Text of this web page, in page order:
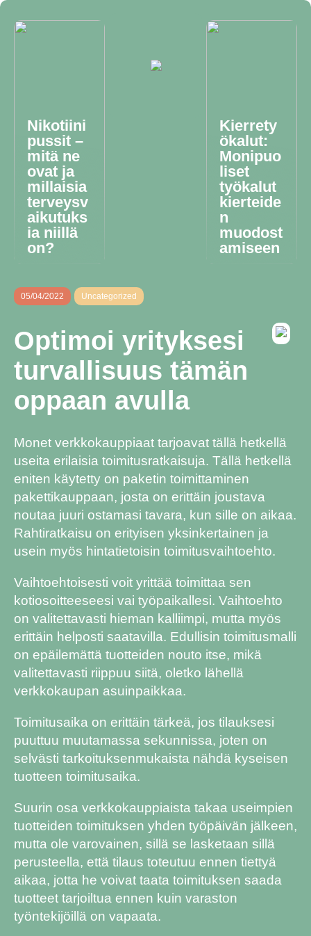
Nikotiini
pussit –
mitä ne
ovat ja
millaisia
terveysv
aikutuks
ia niillä
on?
Kierrety
ökalut:
Monipuo
liset
työkalut
kierteide
n
muodost
amiseen
05/04/2022 Uncategorized
Optimoi yrityksesi
turvallisuus tämän
oppaan avulla
Monet verkkokauppiaat tarjoavat tällä hetkellä
useita erilaisia toimitusratkaisuja. Tällä hetkellä
eniten käytetty on paketin toimittaminen
pakettikauppaan, josta on erittäin joustava
noutaa juuri ostamasi tavara, kun sille on aikaa.
Rahtiratkaisu on erityisen yksinkertainen ja
usein myös hintatietoisin toimitusvaihtoehto.
Vaihtoehtoisesti voit yrittää toimittaa sen
kotiosoitteeseesi vai työpaikallesi. Vaihtoehto
on valitettavasti hieman kalliimpi, mutta myös
erittäin helposti saatavilla. Edullisin toimitusmalli
on epäilemättä tuotteiden nouto itse, mikä
valitettavasti riippuu siitä, oletko lähellä
verkkokaupan asuinpaikkaa.
Toimitusaika on erittäin tärkeä, jos tilauksesi
puuttuu muutamassa sekunnissa, joten on
selvästi tarkoituksenmukaista nähdä kyseisen
tuotteen toimitusaika.
Suurin osa verkkokauppiaista takaa useimpien
tuotteiden toimituksen yhden työpäivän jälkeen,
mutta ole varovainen, sillä se lasketaan sillä
perusteella, että tilaus toteutuu ennen tiettyä
aikaa, jotta he voivat taata toimituksen saada
tuotteet tarjoiltua ennen kuin varaston
työntekijöillä on vapaata.